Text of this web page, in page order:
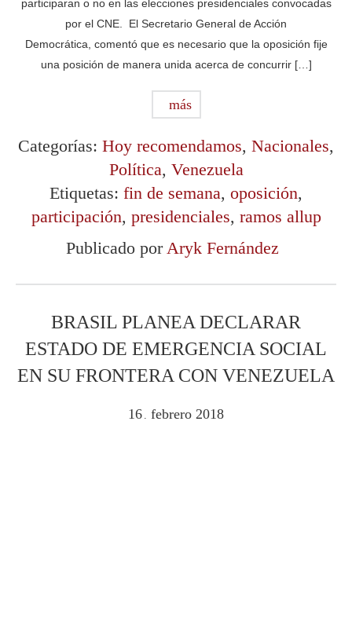
participaran o no en las elecciones presidenciales convocadas
por el CNE. El Secretario General de Acción
Democrática, comentó que es necesario que la oposición fije
una posición de manera unida acerca de concurrir […]
más
Categorías: Hoy recomendamos, Nacionales,
Política, Venezuela
Etiquetas: fin de semana, oposición,
participación, presidenciales, ramos allup
Publicado por Aryk Fernández
BRASIL PLANEA DECLARAR
ESTADO DE EMERGENCIA SOCIAL
EN SU FRONTERA CON VENEZUELA
16 febrero 2018